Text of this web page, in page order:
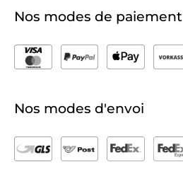
Nos modes de paiement
Nos modes d'envoi